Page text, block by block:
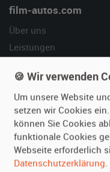
film-autos.com
Über uns
Leistungen
Kundenmeinungen
Vermieten
Oldtimer anmelden
Fotos senden
Fragen für Vermieter
🍪 Wir verwenden
Um unsere Website
setzen wir Cookies
können Sie Cookies
funktionale Cookies
Webseite erforderlich
Datenschutzerklärung.